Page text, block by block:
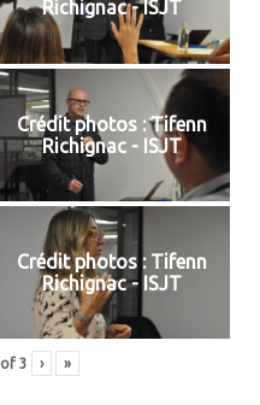
Richignac - ISJT
Crédit photos : Tifenn
Richignac - ISJT
Crédit photos : Tifenn
Richignac - ISJT
of 3 › »